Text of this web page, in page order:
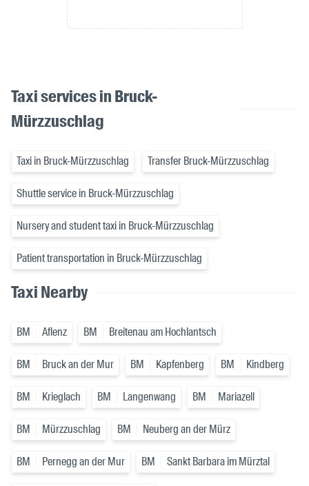
Taxi services in Bruck-
Mürzzuschlag
Taxi in Bruck-Mürzzuschlag Transfer Bruck-Mürzzuschlag
Shuttle service in Bruck-Mürzzuschlag
Nursery and student taxi in Bruck-Mürzzuschlag
Patient transportation in Bruck-Mürzzuschlag
Taxi Nearby
BM Aflenz BM Breitenau am Hochlantsch
BM Bruck an der Mur BM Kapfenberg BM Kindberg
BM Krieglach BM Langenwang BM Mariazell
BM Mürzzuschlag BM Neuberg an der Mürz
BM Pernegg an der Mur BM Sankt Barbara im Mürztal